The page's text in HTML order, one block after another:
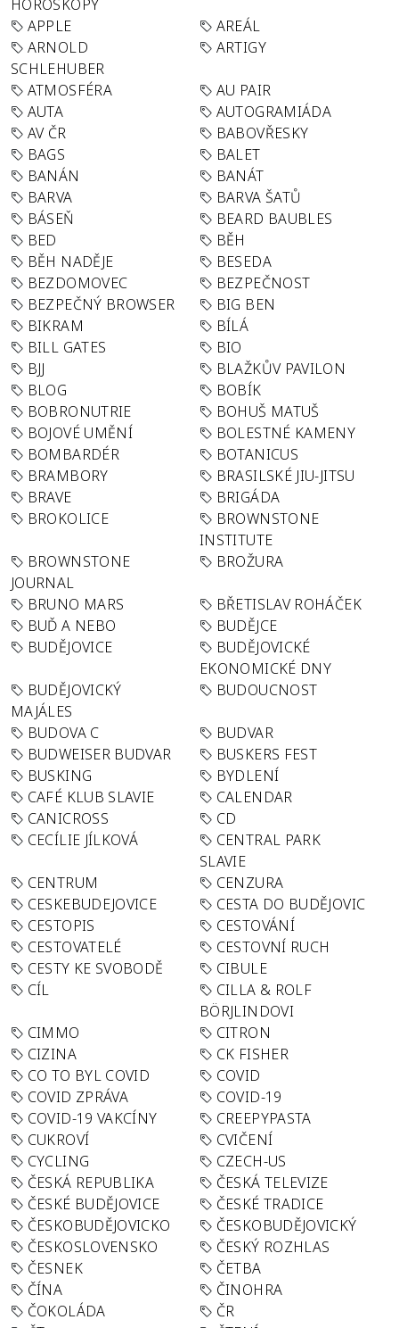
HOROSKOPY
APPLE
AREÁL
ARNOLD
SCHLEHUBER
ARTIGY
ATMOSFÉRA
AU PAIR
AUTA
AUTOGRAMIÁDA
AV ČR
BABOVŘESKY
BAGS
BALET
BANÁN
BANÁT
BARVA
BARVA ŠATŮ
BÁSEŇ
BEARD BAUBLES
BED
BĚH
BĚH NADĚJE
BESEDA
BEZDOMOVEC
BEZPEČNOST
BEZPEČNÝ BROWSER
BIG BEN
BIKRAM
BÍLÁ
BILL GATES
BIO
BJJ
BLAŽKŮV PAVILON
BLOG
BOBÍK
BOBRONUTRIE
BOHUŠ MATUŠ
BOJOVÉ UMĚNÍ
BOLESTNÉ KAMENY
BOMBARDÉR
BOTANICUS
BRAMBORY
BRASILSKÉ JIU-JITSU
BRAVE
BRIGÁDA
BROKOLICE
BROWNSTONE
INSTITUTE
BROWNSTONE
JOURNAL
BROŽURA
BRUNO MARS
BŘETISLAV ROHÁČEK
BUĎ A NEBO
BUDĚJCE
BUDĚJOVICE
BUDĚJOVICKÉ
EKONOMICKÉ DNY
BUDĚJOVICKÝ
MAJÁLES
BUDOUCNOST
BUDOVA C
BUDVAR
BUDWEISER BUDVAR
BUSKERS FEST
BUSKING
BYDLENÍ
CAFÉ KLUB SLAVIE
CALENDAR
CANICROSS
CD
CECÍLIE JÍLKOVÁ
CENTRAL PARK
SLAVIE
CENTRUM
CENZURA
CESKEBUDEJOVICE
CESTA DO BUDĚJOVIC
CESTOPIS
CESTOVÁNÍ
CESTOVATELÉ
CESTOVNÍ RUCH
CESTY KE SVOBODĚ
CIBULE
CÍL
CILLA & ROLF
BÖRJLINDOVI
CIMMO
CITRON
CIZINA
CK FISHER
CO TO BYL COVID
COVID
COVID ZPRÁVA
COVID-19
COVID-19 VAKCÍNY
CREEPYPASTA
CUKROVÍ
CVIČENÍ
CYCLING
CZECH-US
ČESKÁ REPUBLIKA
ČESKÁ TELEVIZE
ČESKÉ BUDĚJOVICE
ČESKÉ TRADICE
ČESKOBUDĚJOVICKO
ČESKOBUDĚJOVICKÝ
ČESKOSLOVENSKO
ČESKÝ ROZHLAS
ČESNEK
ČETBA
ČÍNA
ČINOHRA
ČOKOLÁDA
ČR